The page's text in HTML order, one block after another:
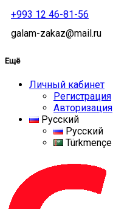
+993 12 46-81-56
galam-zakaz@mail.ru
Ещё
Личный кабинет
Регистрация
Авторизация
Русский
Русский
Türkmençe